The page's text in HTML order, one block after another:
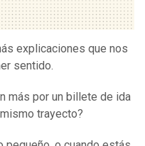
explicaciones que nos
sentido.
más por un billete de ida
trayecto?